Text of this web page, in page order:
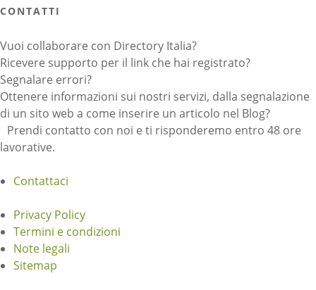
CONTATTI
Vuoi collaborare con Directory Italia?
Ricevere supporto per il link che hai registrato?
Segnalare errori?
Ottenere informazioni sui nostri servizi, dalla segnalazione
di un sito web a come inserire un articolo nel Blog?
Prendi contatto con noi e ti risponderemo entro 48 ore
lavorative.
Contattaci
Privacy Policy
Termini e condizioni
Note legali
Sitemap